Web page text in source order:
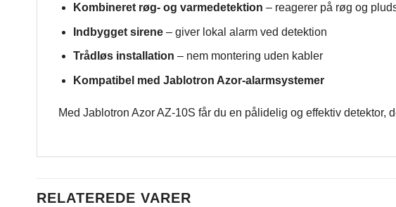
Kombineret røg- og varmedetektion – reagerer på røg og
Indbygget sirene– giver lokal alarm ved detektion
Trådløs installation – nem montering uden kabler
Kompatibel med Jablotron Azor-alarmsystemer
Med Jablotron Azor AZ-10S får du en pålidelig og effektiv detektor,
RELATEREDE VARER